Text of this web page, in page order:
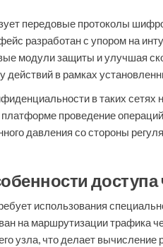
передовые протоколы
разработан с упором на
модули защиты и улучшая
действий в рамках
в таких
проведение
давления со стороны
доступа
использования
на маршрутизации трафика
узла, что делает вычисление